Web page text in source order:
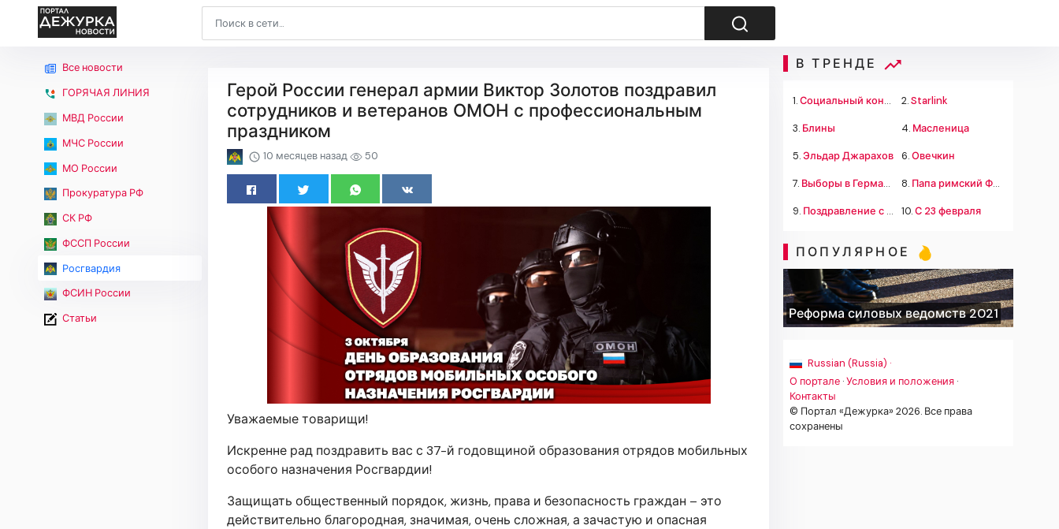
Все новости
ГОРЯЧАЯ ЛИНИЯ
МВД России
МЧС России
МО России
Прокуратура РФ
СК РФ
ФССП России
Росгвардия
ФСИН России
Статьи
Герой России генерал армии Виктор Золотов поздравил
сотрудников и ветеранов ОМОН с профессиональным
праздником
10 месяцев назад 50
Уважаемые товарищи!
Искренне рад поздравить вас с 37-й годовщиной образования отрядов мобильных
особого назначения Росгвардии!
Защищать общественный порядок, жизнь, права и безопасность граждан – это
действительно благородная, значимая, очень сложная, а зачастую и опасная
В ТРЕНДЕ
1.Социальный контракт 2.Starlink
3. Блины 4. Масленица
5.Эльдар Джарахов 6.Овечкин
7. Выборы в Германии 8. Папа римский Франциск
9. Поздравление с 23 февраля 10.С 23 февраля
ПОПУЛЯРНОЕ
Реформа силовых ведомств 2021
Russian (Russia) ·
О портале ·Условия и положения ·
Контакты
© Портал «Дежурка» 2026. Все права
сохранены